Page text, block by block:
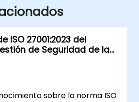
ISO 27001:2023 del
de Seguridad de la
sobre la norma ISO